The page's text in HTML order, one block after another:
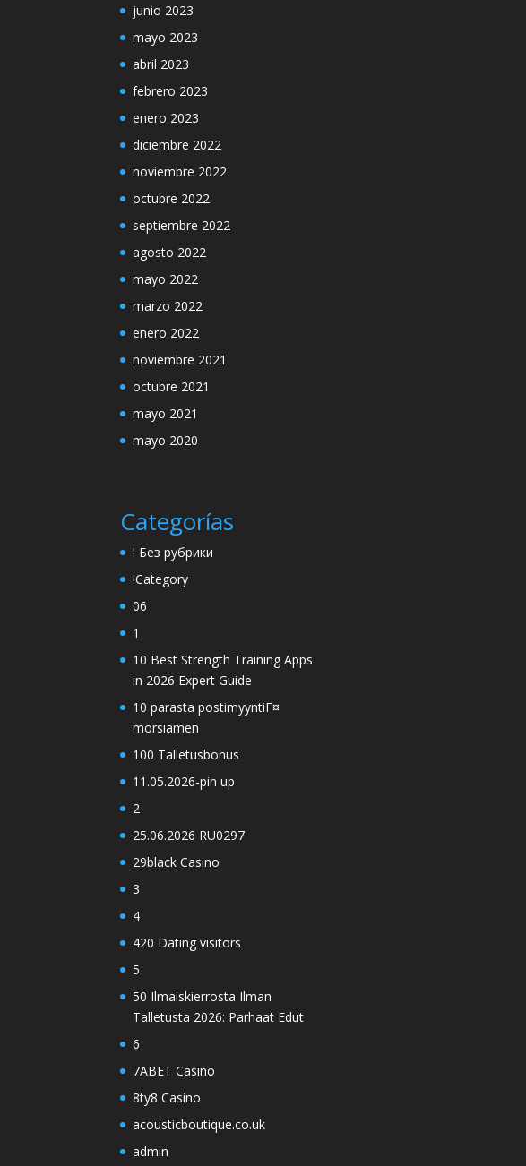
junio 2023
mayo 2023
abril 2023
febrero 2023
enero 2023
diciembre 2022
noviembre 2022
octubre 2022
septiembre 2022
agosto 2022
mayo 2022
marzo 2022
enero 2022
noviembre 2021
octubre 2021
mayo 2021
mayo 2020
Categorías
! Без рубрики
!Category
06
1
10 Best Strength Training Apps
in 2026 Expert Guide
10 parasta postimyyntiГ¤
morsiamen
100 Talletusbonus
11.05.2026-pin up
2
25.06.2026 RU0297
29black Casino
3
4
420 Dating visitors
5
50 Ilmaiskierrosta Ilman
Talletusta 2026: Parhaat Edut
6
7ABET Casino
8ty8 Casino
acousticboutique.co.uk
admin